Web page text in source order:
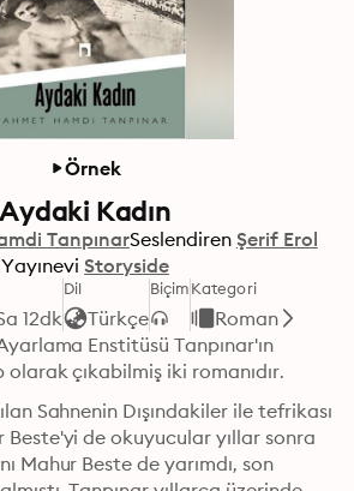
Örnek
Aydaki Kadın
TanpınarSeslendiren Şerif Erol
Yayınevi Storyside
12dk
Dil
Türkçe
BiçimKategori
Roman
Enstitüsü Tanpınar'ın
Sahnenin Dışındakiler ile tefrikası
Beste'yi de okuyucular yıllar sonra
Mahur Beste de yarımdı, son